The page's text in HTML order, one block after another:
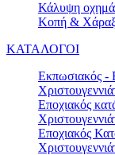
Κάλυψη
Κοπή &
ΚΑΤΑΛΟΓΟΙ
Εκπωσιακός -
Εποχιακός
Εποχιακός